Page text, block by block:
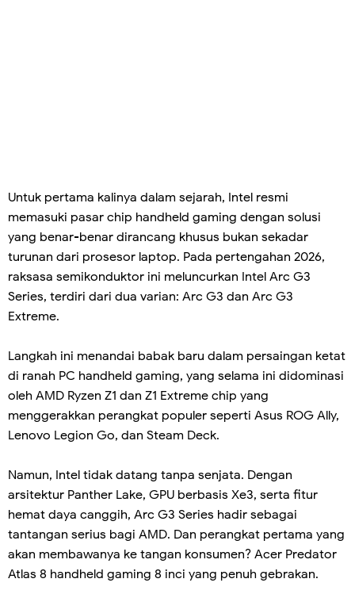
Untuk pertama kalinya dalam sejarah, Intel resmi
memasuki pasar chip handheld gaming dengan solusi
yang benar-benar dirancang khusus bukan sekadar
turunan dari prosesor laptop. Pada pertengahan 2026,
raksasa semikonduktor ini meluncurkan Intel Arc G3
Series, terdiri dari dua varian: Arc G3 dan Arc G3
Extreme.
Langkah ini menandai babak baru dalam persaingan ketat
di ranah PC handheld gaming, yang selama ini didominasi
oleh AMD Ryzen Z1 dan Z1 Extreme chip yang
menggerakkan perangkat populer seperti Asus ROG Ally,
Lenovo Legion Go, dan Steam Deck.
Namun, Intel tidak datang tanpa senjata. Dengan
arsitektur Panther Lake, GPU berbasis Xe3, serta fitur
hemat daya canggih, Arc G3 Series hadir sebagai
tantangan serius bagi AMD. Dan perangkat pertama yang
akan membawanya ke tangan konsumen? Acer Predator
Atlas 8 handheld gaming 8 inci yang penuh gebrakan.